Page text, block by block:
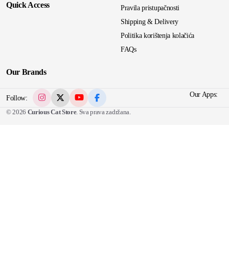
Quick Access
Pravila pristupačnosti
Shipping & Delivery
Politika korištenja kolačića
FAQs
Our Brands
Follow: Our Apps:
© 2026 Curious Cat Store. Sva prava zadržana.